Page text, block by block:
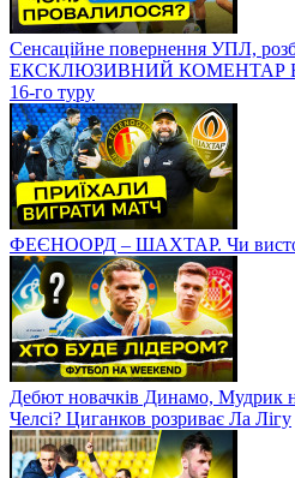
Сенсаційне повернення УПЛ,
ЕКСКЛЮЗИВНИЙ КОМЕНТАР
16-го туру
ФЕЄНООРД – ШАХТАР. Чи
Дебют новачків Динамо, Мудрик
Челсі? Циганков розриває Ла Лігу